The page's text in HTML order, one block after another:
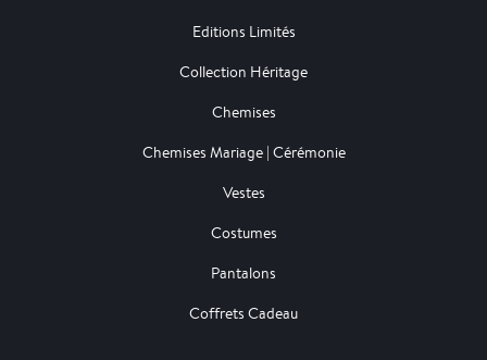
Editions Limités
Collection Héritage
Chemises
Chemises Mariage | Cérémonie
Vestes
Costumes
Pantalons
Coffrets Cadeau